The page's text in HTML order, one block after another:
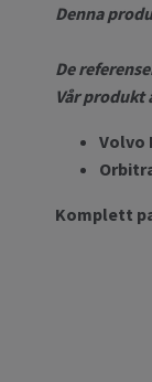
Denna
De
Vår produkt
Volvo
Komplett